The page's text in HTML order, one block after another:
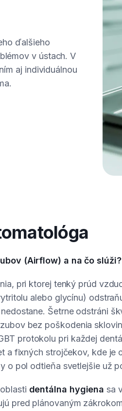
ďalšieho
v ústach. V
aj individuálnou
(Airflow) a na čo slúži?
pri ktorej tenký prúd
alebo glycínu)
Šetrne odstráni
bez poškodenia
protokolu pri každej
a fixných strojčekov, kde
o pol odtieňa svetlejšie už
dentálna hygiena sa
pred plánovaným